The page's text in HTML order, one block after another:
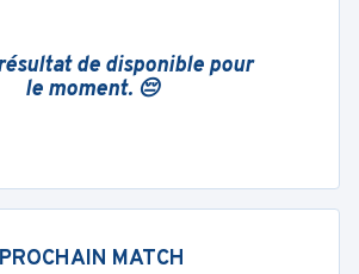
de disponible pour
le moment. 😔
PROCHAIN MATCH